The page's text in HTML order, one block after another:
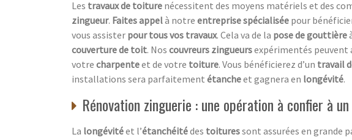
Les travaux de toiture nécessitent des moyens matériels et des
zingueur. Faites appelà notre entreprise spécialisée pour
vous assister pour tous vos travaux. Cela va de la pose de gouttière
couverture de toit. Nos couvreurs zingueursexpérimentés peuvent
votre charpenteet de votre toiture. Vous bénéficierez d’un travail
installations sera parfaitement étancheet gagnera en longévité.
Rénovation zinguerie : une opération à confier à
La longévitéet l’étanchéitédes toituressont assurées en grande